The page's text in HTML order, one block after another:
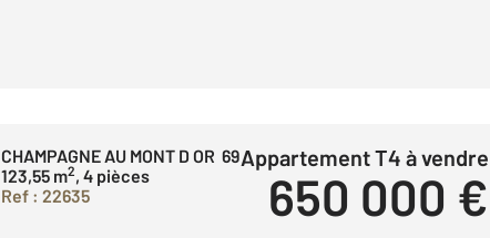
CHAMPAGNE AU MONT D OR 69
123,55 m2, 4 pièces
Ref : 22635
Appartement T4 à vendre
650 000 €